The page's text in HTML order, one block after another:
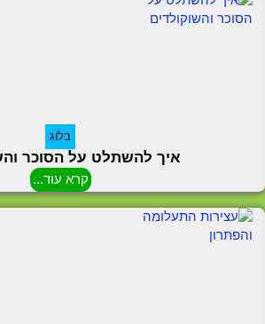
בלוג
איך להשתלט על הסוכר
קרא עוד...